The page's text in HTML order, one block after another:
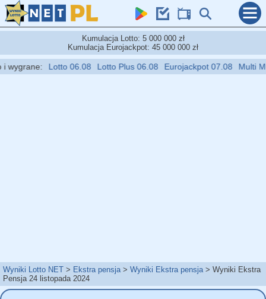
Kumulacja Lotto: 5 000 000 zł
Kumulacja Eurojackpot: 45 000 000 zł
Lotto 06.08 Lotto Plus 06.08 Eurojackpot 07.08 Multi Multi
Wyniki Lotto NET Ekstra pensja Wyniki Ekstra pensja
Wyniki Ekstra
Pensja 24 listopada 2024